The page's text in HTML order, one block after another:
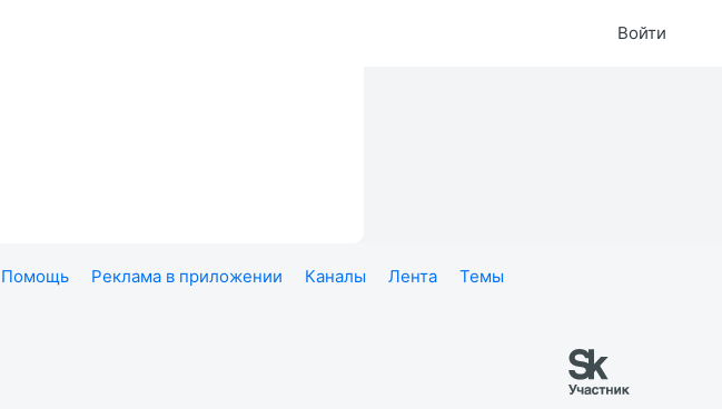
Войти
Помощь Реклама в приложении Каналы Лента
Темы